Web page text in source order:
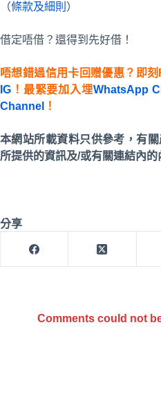
（條款及細則 ）
借定唔借？還得到先好借！
唔想錯過信用卡回贈優惠？即
IG ！最緊要加入埋WhatsApp
Channel
！
本網站所載資料只供參考，有
所提供的資訊及/或有關連結內的
分享
Comments could not